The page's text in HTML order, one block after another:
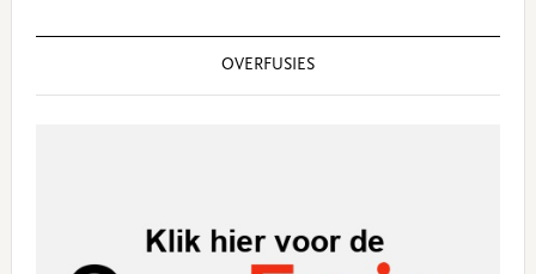
OVERFUSIES